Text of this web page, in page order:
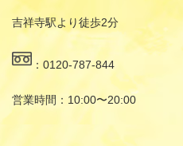
吉祥寺駅より徒歩2分
：0120-787-844
営業時間：10:00〜20:00